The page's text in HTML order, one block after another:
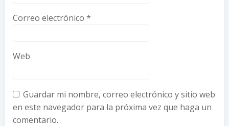
Correo electrónico *
Web
Guardar mi nombre, correo electrónico y sitio web
en este navegador para la próxima vez que haga un
comentario.